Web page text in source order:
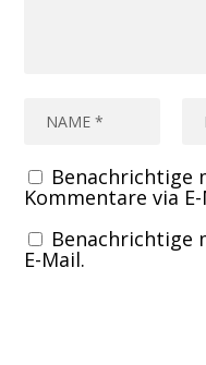
Benachrichtige
Kommentare via
Benachrichtige
E-Mail.